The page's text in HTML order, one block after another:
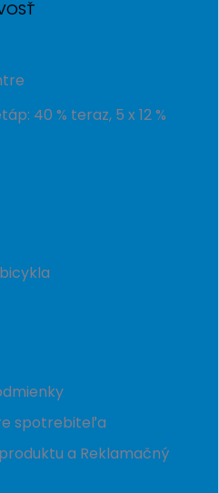
40 % teraz, 5 x 12 %
spotrebiteľa
a Reklamačný